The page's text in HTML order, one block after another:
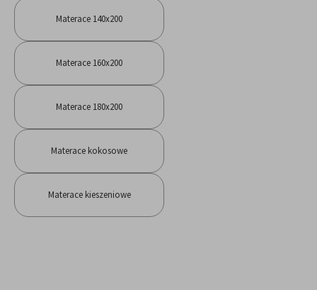
Materace 140x200
Materace 160x200
Materace 180x200
Materace kokosowe
Materace kieszeniowe